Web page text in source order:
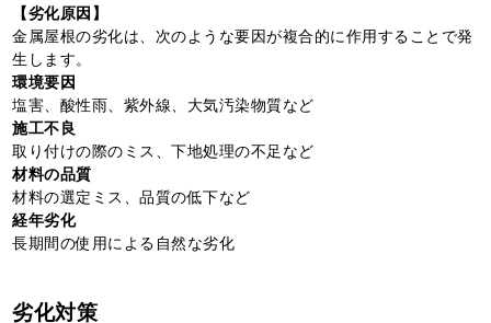
【劣化原因】
金属屋根の劣化は、次のような要因が複合的に作用することで発
生します。
環境要因
塩害、酸性雨、紫外線、大気汚染物質など
施工不良
取り付けの際のミス、下地処理の不足など
材料の品質
材料の選定ミス、品質の低下など
経年劣化
長期間の使用による自然な劣化
劣化対策